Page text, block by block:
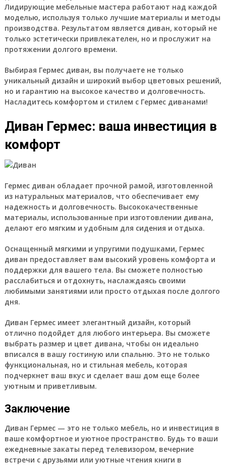
Лидирующие мебельные мастера работают над каждой
моделью, используя только лучшие материалы и методы
производства. Результатом является диван, который не
только эстетически привлекателен, но и прослужит на
протяжении долгого времени.
Выбирая Гермес диван, вы получаете не только
уникальный дизайн и широкий выбор цветовых решений,
но и гарантию на высокое качество и долговечность.
Насладитесь комфортом и стилем с Гермес диванами!
Диван Гермес: ваша инвестиция в
комфорт
Гермес диван обладает прочной рамой, изготовленной
из натуральных материалов, что обеспечивает ему
надежность и долговечность. Высококачественные
материалы, использованные при изготовлении дивана,
делают его мягким и удобным для сидения и отдыха.
Оснащенный мягкими и упругими подушками, Гермес
диван предоставляет вам высокий уровень комфорта и
поддержки для вашего тела. Вы сможете полностью
расслабиться и отдохнуть, наслаждаясь своими
любимыми занятиями или просто отдыхая после долгого
дня.
Диван Гермес имеет элегантный дизайн, который
отлично подойдет для любого интерьера. Вы сможете
выбрать размер и цвет дивана, чтобы он идеально
вписался в вашу гостиную или спальню. Это не только
функциональная, но и стильная мебель, которая
подчеркнет ваш вкус и сделает ваш дом еще более
уютным и приветливым.
Заключение
Диван Гермес — это не только мебель, но и инвестиция в
ваше комфортное и уютное пространство. Будь то ваши
ежедневные закаты перед телевизором, вечерние
встречи с друзьями или уютные чтения книги в